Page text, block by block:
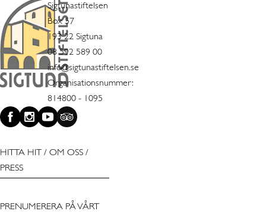
Sigtunastiftelsen
Box 57
193 22 Sigtuna
08 592 589 00
info@sigtunastiftelsen.se
Organisationsnummer:
814800 - 1095
HITTA HIT / OM OSS /
PRESS
PRENUMERERA PÅ VÅRT